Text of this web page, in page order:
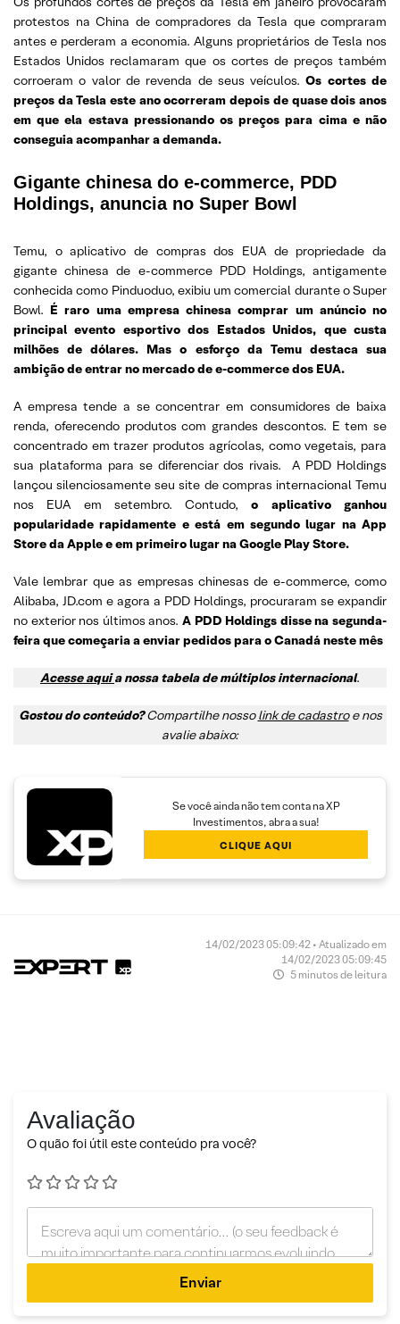
protestos na China de compradores da Tesla que compraram
antes e perderam a economia. Alguns proprietários de Tesla nos
Estados Unidos reclamaram que os cortes de preços também
corroeram o valor de revenda de seus veículos.Os cortes de
preços da Tesla este ano ocorreram depois de quase dois anos
em que ela estava pressionando os preços para cima e não
conseguia acompanhar a demanda.
Gigante chinesa do e-commerce, PDD
Holdings, anuncia no Super Bowl
Temu, o aplicativo de compras dos EUA de propriedade da
gigante chinesa de e-commerce PDD Holdings, antigamente
conhecida como Pinduoduo, exibiu um comercial durante o Super
Bowl. É raro uma empresa chinesa comprar um anúncio no
principal evento esportivo dos Estados Unidos, que custa
milhões de dólares. Mas o esforço da Temu destaca sua
ambição de entrar no mercado de e-commerce dos EUA.
A empresa tende a se concentrar em consumidores de baixa
renda, oferecendo produtos com grandes descontos. E tem se
concentrado em trazer produtos agrícolas, como vegetais, para
sua plataforma para se diferenciar dos rivais. A PDD Holdings
lançou silenciosamente seu site de compras internacional Temu
nos EUA em setembro. Contudo,o aplicativo ganhou
popularidade rapidamente e está em segundo lugar na App
Store da Apple e em primeiro lugar na Google Play Store.
Vale lembrar que as empresas chinesas de e-commerce, como
Alibaba, JD.com e agora a PDD Holdings, procuraram se expandir
no exterior nos últimos anos. A PDD Holdings disse na segunda-
feira que começaria a enviar pedidos para o Canadá neste mês
Acesse aquia nossa tabela de múltiplos internacional.
Gostou do conteúdo?Compartilhe nossolink de cadastroe nos
avalie abaixo:
Se você ainda não tem conta na XP
Investimentos, abra a sua!
CLIQUE AQUI
14/02/2023 05:09:42 • Atualizado em
14/02/2023 05:09:45
5 minutos de leitura
Avaliação
O quão foi útil este conteúdo pra você?
Enviar